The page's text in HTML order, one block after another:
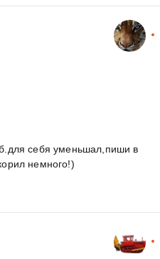
себя уменьшал,пиши в
немного!)